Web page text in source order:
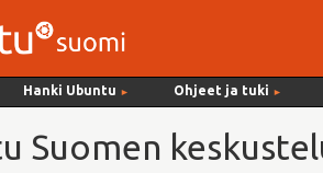
Hanki Ubuntu ► Ohjeet ja tuki ►
Suomen